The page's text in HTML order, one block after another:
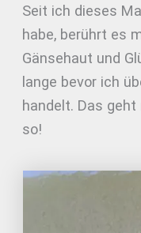
Seit ich dieses
habe, berührt es
Gänsehaut und
lange bevor ich
handelt. Das
so!